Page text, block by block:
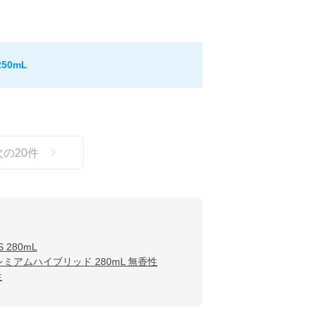
の20件
280mL
アムハイブリッド 280mL 無香性